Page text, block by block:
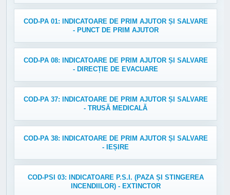
COD-PA 01: INDICATOARE DE PRIM AJUTOR ȘI SALVARE
- PUNCT DE PRIM AJUTOR
COD-PA 08: INDICATOARE DE PRIM AJUTOR ȘI SALVARE
- DIRECȚIE DE EVACUARE
COD-PA 37: INDICATOARE DE PRIM AJUTOR ȘI SALVARE
- TRUSĂ MEDICALĂ
COD-PA 38: INDICATOARE DE PRIM AJUTOR ȘI SALVARE
- IEȘIRE
COD-PSI 03: INDICATOARE P.S.I. (PAZA ȘI STINGEREA
INCENDIILOR) - EXTINCTOR